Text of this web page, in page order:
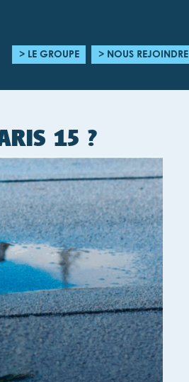
> LE GROUPE > NOUS REJOINDRE
15 ?